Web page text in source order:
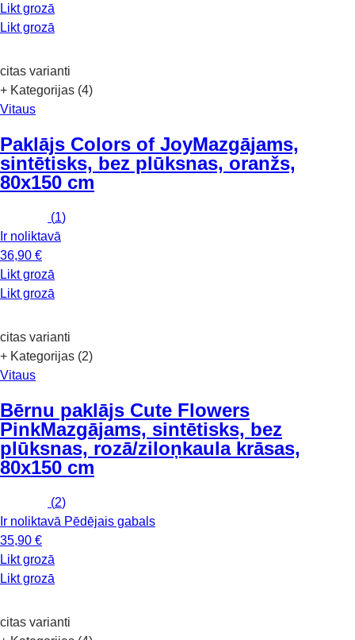
Likt grozā
Likt grozā
citas varianti
+ Kategorijas (4)
Vitaus
Paklājs Colors of JoyMazgājams,
sintētisks, bez plūksnas, oranžs,
80x150 cm
(1)
Ir noliktavā
36,90 €
Likt grozā
Likt grozā
citas varianti
+ Kategorijas (2)
Vitaus
Bērnu paklājs Cute Flowers
PinkMazgājams, sintētisks, bez
plūksnas, rozā/ziloņkaula krāsas,
80x150 cm
(2)
Ir noliktavā Pēdējais gabals
35,90 €
Likt grozā
Likt grozā
citas varianti